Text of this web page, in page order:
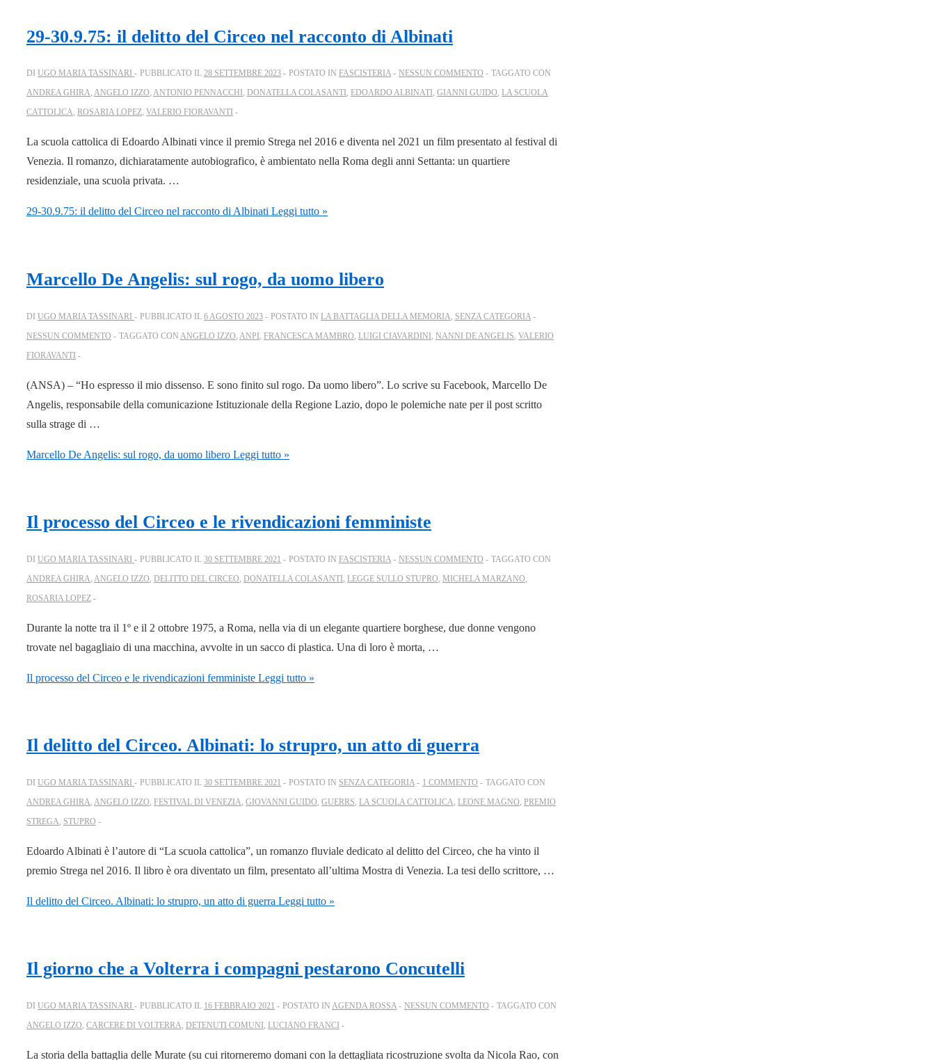
29-30.9.75: il delitto del Circeo nel racconto di Albinati
DI UGO MARIA TASSINARI PUBBLICATO IL 28 SETTEMBRE 2023 POSTATO IN FASCISTERIA NESSUN COMMENTO
TAGGATO CON
ANDREA GHIRA, ANGELO IZZO, ANTONIO PENNACCHI , DONATELLA COLASANTI , EDOARDO ALBINATI , GIANNI GUIDO, LA SCUOLA
CATTOLICA, ROSARIA LOPEZ, VALERIO FIORAVANTI
La scuola cattolica di Edoardo Albinati vince il premio Strega nel 2016 e diventa nel 2021 un film presentato al festival di
Venezia. Il romanzo, dichiaratamente autobiografico, è ambientato nella Roma degli anni Settanta: un quartiere
residenziale, una scuola privata. …
29-30.9.75: il delitto del Circeo nel racconto di Albinati Leggi tutto »
Marcello De Angelis: sul rogo, da uomo libero
DI UGO MARIA TASSINARI PUBBLICATO IL 6 AGOSTO 2023 POSTATO IN LA BATTAGLIA DELLA MEMORIA SENZA CATEGORIA
NESSUN COMMENTO
TAGGATO CON ANGELO IZZO ANPI FRANCESCA MAMBRO LUIGI CIAVARDINI NANNI DE ANGELIS VALERIO
FIORAVANTI
(ANSA) – “Ho espresso il mio dissenso. E sono finito sul rogo. Da uomo libero”. Lo scrive su Facebook, Marcello De
Angelis, responsabile della comunicazione Istituzionale della Regione Lazio, dopo le polemiche nate per il post scritto
sulla strage di …
Marcello De Angelis: sul rogo, da uomo libero Leggi tutto »
Il processo del Circeo e le rivendicazioni femministe
DI UGO MARIA TASSINARI PUBBLICATO IL 30 SETTEMBRE 2021 POSTATO IN FASCISTERIA NESSUN COMMENTO
TAGGATO CON
ANDREA GHIRA ANGELO IZZO DELITTO DEL CIRCEO DONATELLA COLASANTI LEGGE SULLO STUPRO MICHELA MARZANO
ROSARIA LOPEZ
Durante la notte tra il 1º e il 2 ottobre 1975, a Roma, nella via di un elegante quartiere borghese, due donne vengono
trovate nel bagagliaio di una macchina, avvolte in un sacco di plastica. Una di loro è morta, …
Il processo del Circeo e le rivendicazioni femministe Leggi tutto »
Il delitto del Circeo. Albinati: lo strupro, un atto di guerra
DI UGO MARIA TASSINARI PUBBLICATO IL 30 SETTEMBRE 2021 POSTATO IN SENZA CATEGORIA 1 COMMENTO
TAGGATO CON
ANDREA GHIRA, ANGELO IZZO, FESTIVAL DI VENEZIA, GIOVANNI GUIDO, GUERRS, LA SCUOLA CATTOLICA, LEONE MAGNO, PREMIO
STREGA, STUPRO
Edoardo Albinati è l’autore di “La scuola cattolica”, un romanzo fluviale dedicato al delitto del Circeo, che ha vinto il
premio Strega nel 2016. Il libro è ora diventato un film, presentato all’ultima Mostra di Venezia. La tesi dello scrittore, …
Il delitto del Circeo. Albinati: lo strupro, un atto di guerra Leggi tutto »
Il giorno che a Volterra i compagni pestarono Concutelli
DI UGO MARIA TASSINARI PUBBLICATO IL 16 FEBBRAIO 2021 POSTATO IN AGENDA ROSSA NESSUN COMMENTO
TAGGATO CON
ANGELO IZZO, CARCERE DI VOLTERRA, DETENUTI COMUNI , LUCIANO FRANCI
La storia della battaglia delle Murate (su cui ritorneremo domani con la dettagliata ricostruzione svolta da Nicola Rao, con